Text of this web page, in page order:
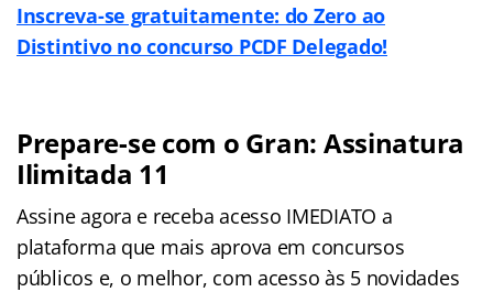
Inscreva-se gratuitamente: do Zero ao
Distintivo no concurso PCDF Delegado!
Prepare-se com o Gran: Assinatura
Ilimitada 11
Assine agora e receba acesso IMEDIATO a
plataforma que mais aprova em concursos
públicos e, o melhor, com acesso às 5 novidades